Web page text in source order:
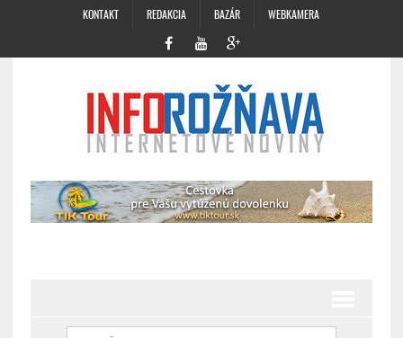
KONTAKT REDAKCIA BAZÁR WEBKAMERA